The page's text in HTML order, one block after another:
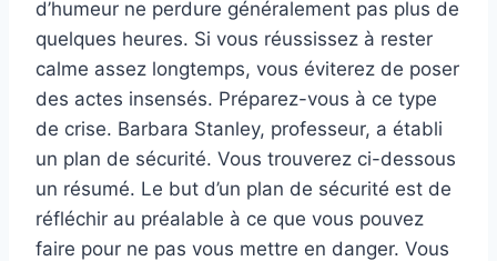
d’humeur ne perdure généralement pas plus de
quelques heures. Si vous réussissez à rester
calme assez longtemps, vous éviterez de poser
des actes insensés. Préparez-vous à ce type
de crise. Barbara Stanley, professeur, a établi
un plan de sécurité. Vous trouverez ci-dessous
un résumé. Le but d’un plan de sécurité est de
réfléchir au préalable à ce que vous pouvez
faire pour ne pas vous mettre en danger. Vous